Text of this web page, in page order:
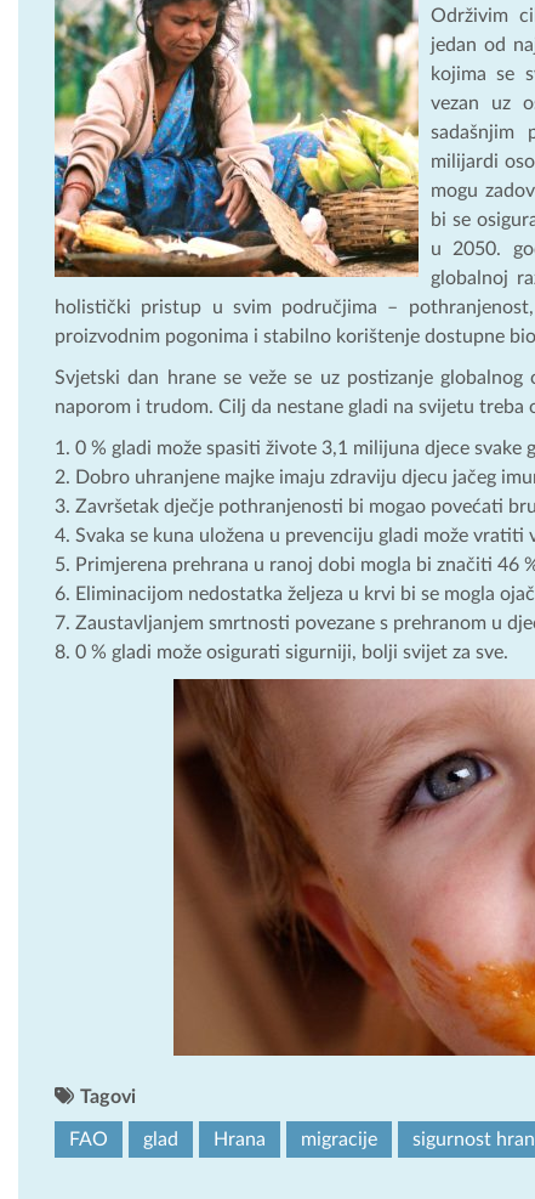
Održivim
jedan od
kojima se
vezan uz
sadašnjim
milijardi
mogu
bi se
u 2050.
globalnoj
holistički pristup u svim područjima –
proizvodnim pogonima i stabilno korištenje dostupne
Svjetski dan hrane se veže se uz postizanje
naporom i trudom. Cilj da nestane gladi na svijetu treba
0 % gladi može spasiti živote 3,1 milijuna djece svake
Dobro uhranjene majke imaju zdraviju djecu jačeg
Završetak dječje pothranjenosti bi mogao povećati
Svaka se kuna uložena u prevenciju gladi može
Primjerena prehrana u ranoj dobi mogla bi značiti 46
Eliminacijom nedostatka željeza u krvi bi se mogla
Zaustavljanjem smrtnosti povezane s prehranom u
0 % gladi može osigurati sigurniji, bolji svijet za sve.
Tagovi
FAO glad Hrana migracije sigurnost